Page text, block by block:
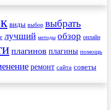
виды выбор выбрать
лучший методы обзор онлайн
плагинов плагины помощь
ремонт сайта советы